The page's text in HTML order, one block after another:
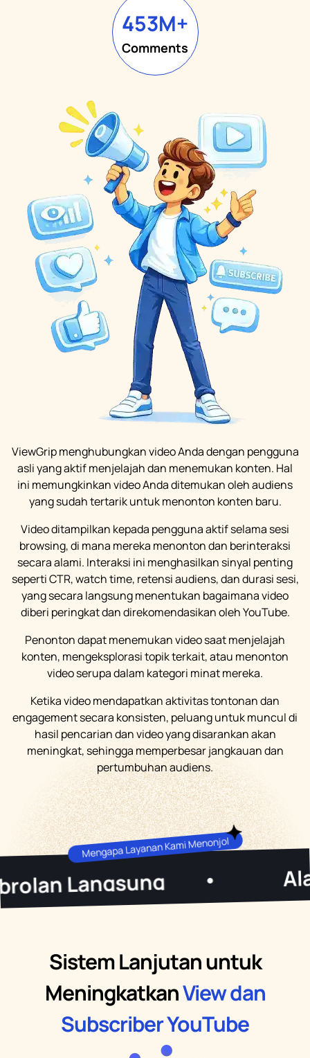
453M+
Comments
ViewGrip menghubungkan video Anda dengan pengguna
asli yang aktif menjelajah dan menemukan konten. Hal
ini memungkinkan video Anda ditemukan oleh audiens
yang sudah tertarik untuk menonton konten baru.
Video ditampilkan kepada pengguna aktif selama sesi
browsing, di mana mereka menonton dan berinteraksi
secara alami. Interaksi ini menghasilkan sinyal penting
seperti CTR, watch time, retensi audiens, dan durasi sesi,
yang secara langsung menentukan bagaimana video
diberi peringkat dan direkomendasikan oleh YouTube.
Penonton dapat menemukan video saat menjelajah
konten, mengeksplorasi topik terkait, atau menonton
video serupa dalam kategori minat mereka.
Ketika video mendapatkan aktivitas tontonan dan
engagement secara konsisten, peluang untuk muncul di
hasil pencarian dan video yang disarankan akan
meningkat, sehingga memperbesar jangkauan dan
pertumbuhan audiens.
Mengapa Layanan Kami Menonjol
• Alat
Sistem Lanjutan untuk
MeningkatkanView dan
Subscriber YouTube